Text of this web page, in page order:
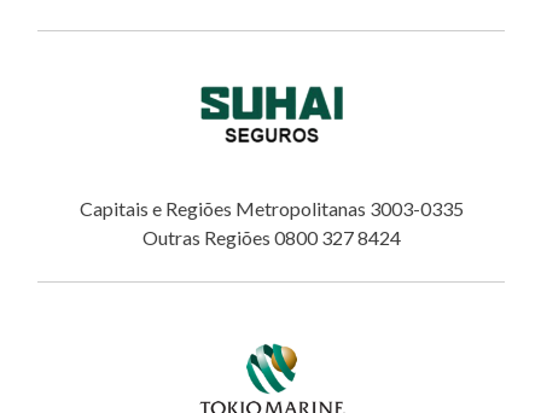
Capitais e Regiões Metropolitanas 3003-0335
Outras Regiões 0800 327 8424